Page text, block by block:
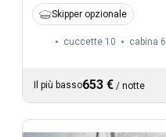
Skipper opzionale
cuccette 10 cabina 6
Il più basso653 € / notte